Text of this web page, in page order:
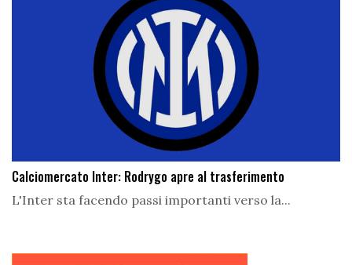
Calciomercato Inter: Rodrygo apre al trasferimento
L'Inter sta facendo passi importanti verso la...